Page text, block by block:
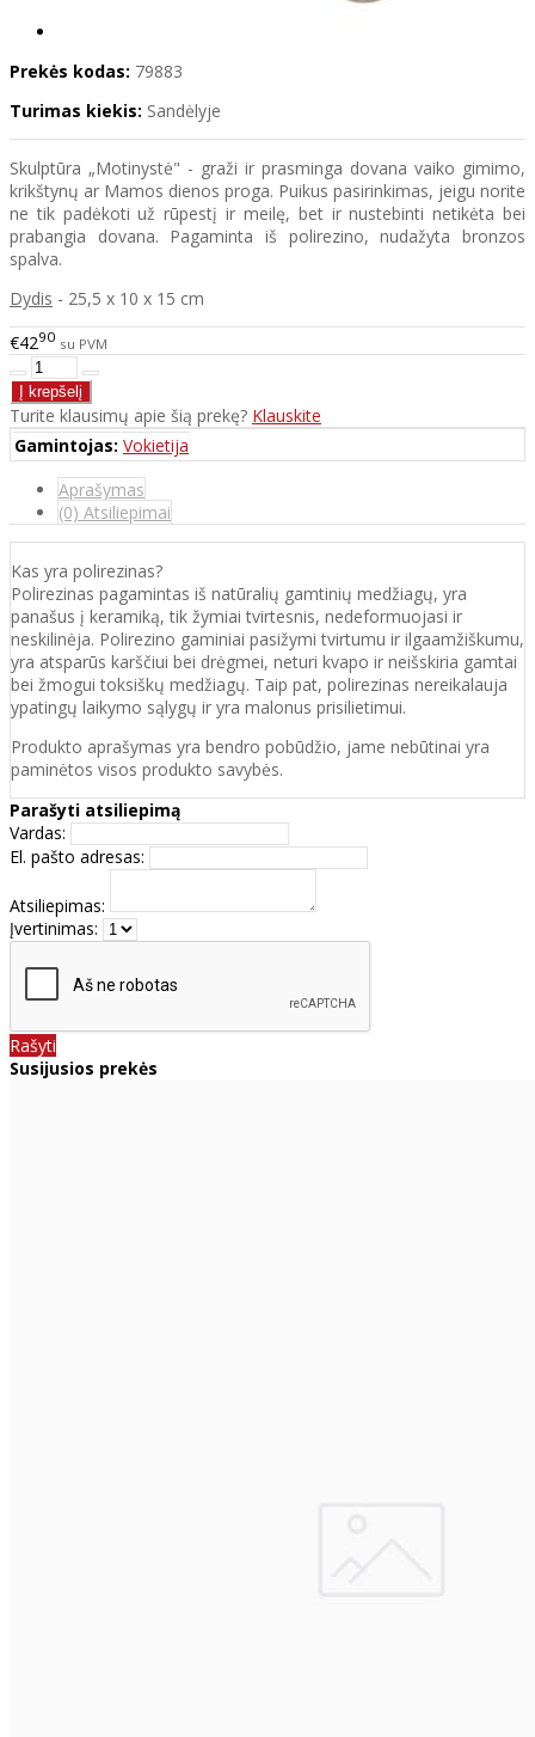
Prekės kodas: 79883
Turimas kiekis: Sandėlyje
Skulptūra „Motinystė" - graži ir prasminga dovana vaiko gimimo,
krikštynų ar Mamos dienos proga. Puikus pasirinkimas, jeigu norite
ne tik padėkoti už rūpestį ir meilę, bet ir nustebinti netikėta bei
prabangia dovana. Pagaminta iš polirezino, nudažyta bronzos
spalva.
Dydis - 25,5 x 10 x 15 cm
€4290 su PVM
Turite klausimų apie šią prekę? Klauskite
Gamintojas: Vokietija
Aprašymas
(0) Atsiliepimai
Kas yra polirezinas?
Polirezinas pagamintas iš natūralių gamtinių medžiagų, yra
panašus į keramiką, tik žymiai tvirtesnis, nedeformuojasi ir
neskilinėja. Polirezino gaminiai pasižymi tvirtumu ir ilgaamžiškumu,
yra atsparūs karščiui bei drėgmei, neturi kvapo ir neišskiria gamtai
bei žmogui toksiškų medžiagų. Taip pat, polirezinas nereikalauja
ypatingų laikymo sąlygų ir yra malonus prisilietimui.
Produkto aprašymas yra bendro pobūdžio, jame nebūtinai yra
paminėtos visos produkto savybės.
Parašyti atsiliepimą
Vardas:
El. pašto adresas:
Atsiliepimas:
Įvertinimas:
Rašyti
Susijusios prekės